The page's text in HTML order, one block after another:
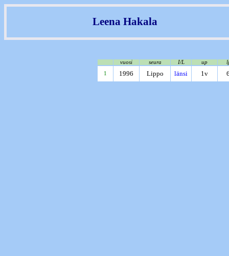
Leena Hakala
vuosi seura I/L up
lj
1
1996 Lippo länsi 1v